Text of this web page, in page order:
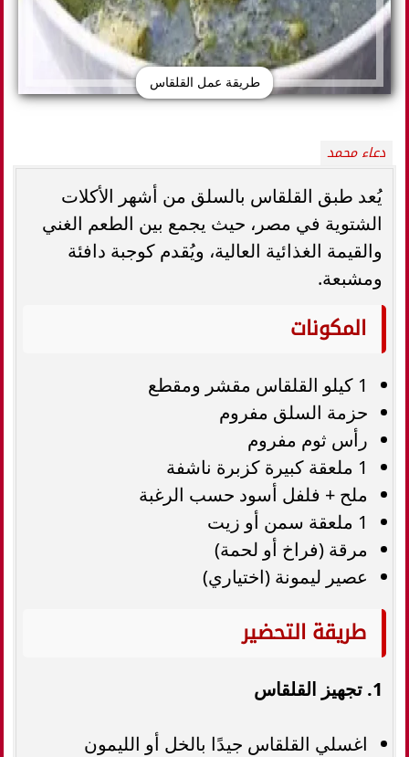
طريقة عمل القلقاس
دعاء محمد
يُعد طبق القلقاس بالسلق من أشهر الأكلات
الشتوية في مصر، حيث يجمع بين الطعم الغني
والقيمة الغذائية العالية، ويُقدم كوجبة دافئة
ومشبعة.
المكونات
1 كيلو القلقاس مقشر ومقطع
حزمة السلق مفروم
رأس ثوم مفروم
1 ملعقة كبيرة كزبرة ناشفة
ملح + فلفل أسود حسب الرغبة
1 ملعقة سمن أو زيت
مرقة (فراخ أو لحمة)
عصير ليمونة (اختياري)
طريقة التحضير
1. تجهيز القلقاس
اغسلي القلقاس جيدًا بالخل أو الليمون